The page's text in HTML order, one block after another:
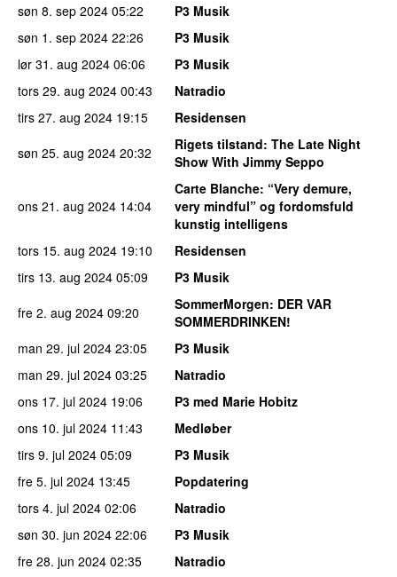
søn 8. sep 2024 05:22
P3 Musik
søn 1. sep 2024 22:26
P3 Musik
lør 31. aug 2024 06:06
P3 Musik
tors 29. aug 2024 00:43
Natradio
tirs 27. aug 2024 19:15
Residensen
søn 25. aug 2024 20:32 Rigets tilstand: The Late Night
Show With Jimmy Seppo
ons 21. aug 2024 14:04
Carte Blanche: “Very demure,
very mindful” og fordomsfuld
kunstig intelligens
tors 15. aug 2024 19:10
Residensen
tirs 13. aug 2024 05:09
P3 Musik
fre 2. aug 2024 09:20 SommerMorgen: DER VAR
SOMMERDRINKEN!
man 29. jul 2024 23:05
P3 Musik
man 29. jul 2024 03:25
Natradio
ons 17. jul 2024 19:06
P3 med Marie Hobitz
ons 10. jul 2024 11:43
Medløber
tirs 9. jul 2024 05:09
P3 Musik
fre 5. jul 2024 13:45
Popdatering
tors 4. jul 2024 02:06
Natradio
søn 30. jun 2024 22:06
P3 Musik
fre 28. jun 2024 02:35
Natradio